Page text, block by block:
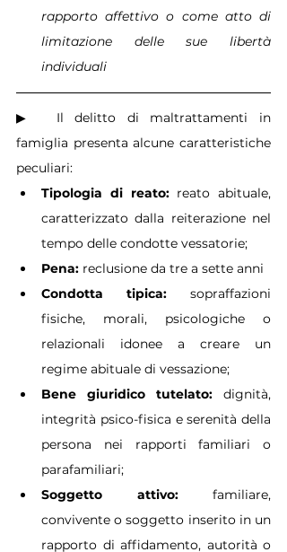
rapporto affettivo o come atto di
limitazione delle sue libertà
individuali
▶  Il delitto di maltrattamenti in
famiglia presenta alcune caratteristiche
peculiari:
Tipologia di reato: reato abituale,
caratterizzato dalla reiterazione nel
tempo delle condotte vessatorie;
Pena: reclusione da tre a sette anni
Condotta tipica: sopraffazioni
fisiche, morali, psicologiche o
relazionali idonee a creare un
regime abituale di vessazione;
Bene giuridico tutelato: dignità,
integrità psico-fisica e serenità della
persona nei rapporti familiari o
parafamiliari;
Soggetto attivo: familiare,
convivente o soggetto inserito in un
rapporto di affidamento, autorità o